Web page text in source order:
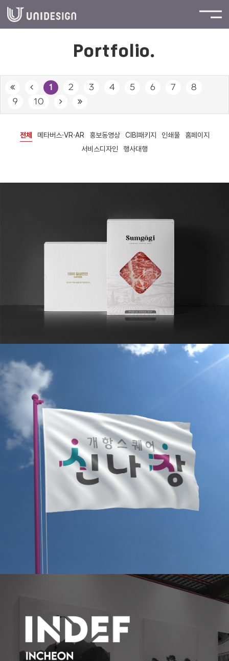
Portfolio.
1 2 3 4 5 6 7
8
9
10
전체 메타버스·VR·AR 홍보동영상 CIBI패키지 인쇄물
홈페이지
서비스디자인
행사대행